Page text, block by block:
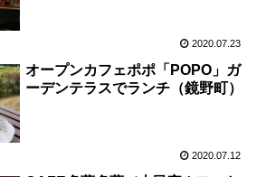
2020.07.23
オープンカフェポポ「POPO」ガ
ーデンテラスでランチ（鏡野町）
2020.07.12